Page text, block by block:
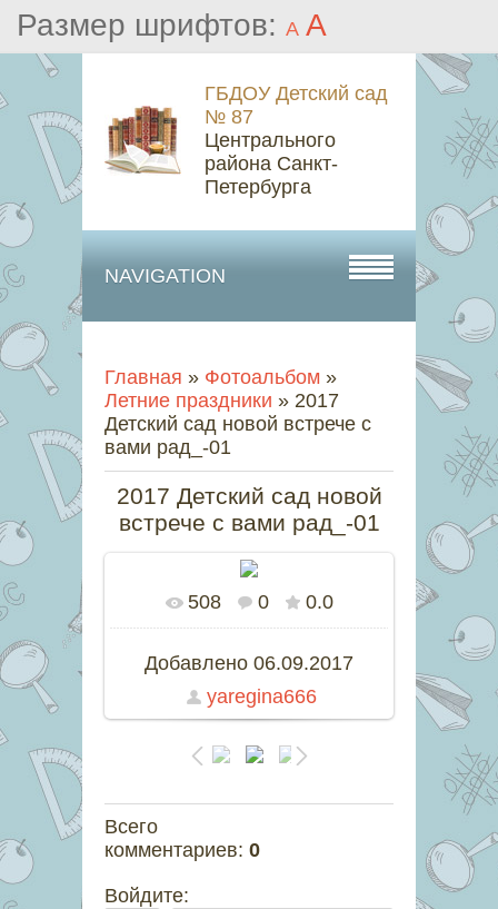
Размер шрифтов: A A
ГБДОУ Детский сад
№ 87
Центрального
района Санкт-
Петербурга
NAVIGATION
Главная » Фотоальбом »
Летние праздники » 2017
Детский сад новой встрече с
вами рад_-01
2017 Детский сад новой
встрече с вами рад_-01
В реальном размере 800x450
194.2Kb
508 0 0.0
Добавлено 06.09.2017
yaregina666
Всего
комментариев: 0
Войдите: